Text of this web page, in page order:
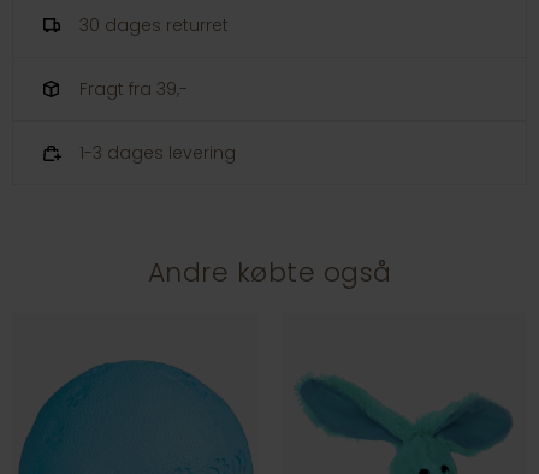
30 dages returret
Fragt fra 39,-
1-3 dages levering
Andre købte også